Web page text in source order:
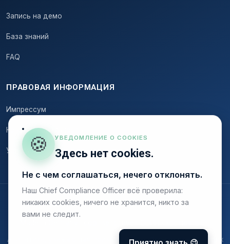
🍪 УВЕДОМЛЕНИЕ О COOKIES
Здесь нет cookies.
Не с чем соглашаться, нечего отклонять.
Наш Chief Compliance Officer всё проверила:
никаких cookies, ничего не хранится, никто за
вами не следит.
Запись на демо
База знаний
FAQ
ПРАВОВАЯ ИНФОРМАЦИЯ
Импрессум
Конфиденциальность
Условия
© 2026 Onstruc
Аналитика, уважающая приватность — без отслеживающих